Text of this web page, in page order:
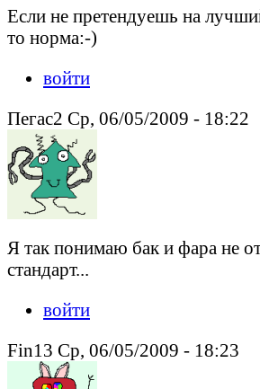
Если не претендуешь на
то норма:-)
войти
Пегас2 Ср, 06/05/2009 - 18:22
Я так понимаю бак и фара не
стандарт...
войти
Fin13 Ср, 06/05/2009 - 18:23